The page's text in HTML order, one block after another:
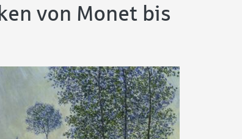
von Monet bis